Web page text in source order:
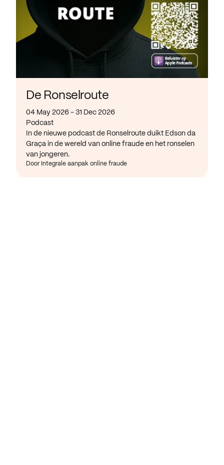
De Ronselroute
04 May 2026 - 31 Dec 2026
Podcast
In de nieuwe podcast de Ronselroute duikt Edson da
Graça in de wereld van online fraude en het ronselen
van jongeren.
Door Integrale aanpak online fraude